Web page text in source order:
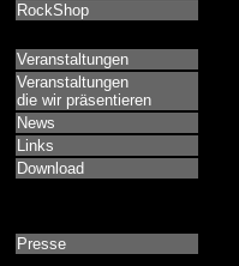
RockShop
Veranstaltungen
Veranstaltungen
die wir präsentieren
News
Links
Download
Presse